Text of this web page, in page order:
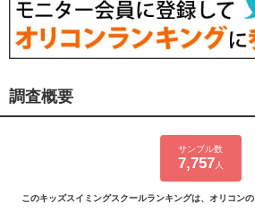
調査概要
サンプル数
7,757 人
このキッズスイミングスクールランキングは、オリコン